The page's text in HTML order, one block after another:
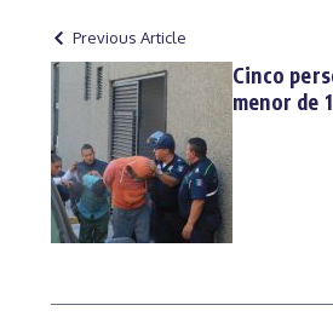
Previous Article
Cinco
menor de